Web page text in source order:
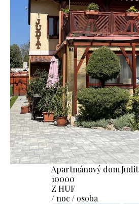
Apartmánový dom Judit
10000
Z HUF
/ noc / osoba